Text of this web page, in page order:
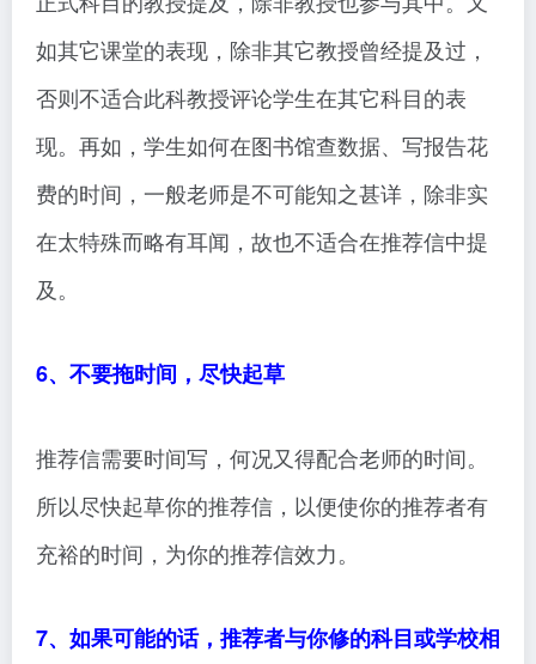
如其它课堂的表现，除非其它教授曾经提及过，
否则不适合此科教授评论学生在其它科目的表
现。再如，学生如何在图书馆查数据、写报告花
费的时间，一般老师是不可能知之甚详，除非实
在太特殊而略有耳闻，故也不适合在推荐信中提
及。
6、不要拖时间，尽快起草
推荐信需要时间写，何况又得配合老师的时间。
所以尽快起草你的推荐信，以便使你的推荐者有
充裕的时间，为你的推荐信效力。
7、如果可能的话，推荐者与你修的科目或学校相